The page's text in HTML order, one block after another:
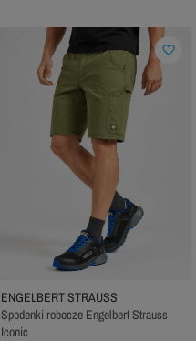
ENGELBERT STRAUSS
Spodenki robocze Engelbert Strauss
Iconic
favorite_border